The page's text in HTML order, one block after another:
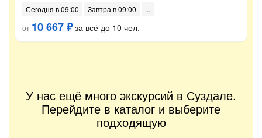
Сегодня в 09:00
Завтра в 09:00
от 10 667 ₽за всё до 10 чел.
У нас ещё много экскурсий в Суздале.
Перейдите в каталог и выберите
подходящую